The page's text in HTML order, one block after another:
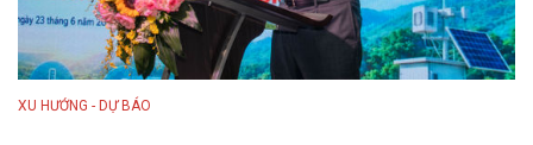
XU HƯỚNG - DỰ BÁO